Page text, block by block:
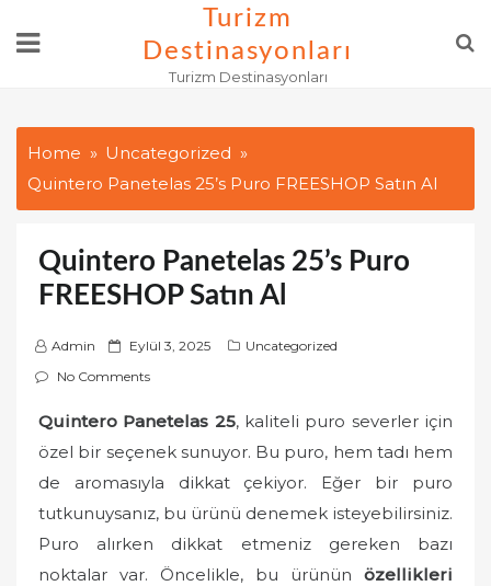
Turizm
Destinasyonları
Turizm Destinasyonları
Home
Uncategorized
Quintero Panetelas 25’s Puro FREESHOP Satın Al
Quintero Panetelas 25’s Puro
FREESHOP Satın Al
Admin
P
o
t
e
d
Eylül 3, 2025
Uncategorized
No Comments
Quintero Panetelas 25, kaliteli puro severler için
özel bir seçenek sunuyor. Bu puro, hem tadı hem
de aromasıyla dikkat çekiyor. Eğer bir puro
tutkunuysanız, bu ürünü denemek isteyebilirsiniz.
Puro alırken dikkat etmeniz gereken bazı
noktalar var. Öncelikle, bu ürünün özellikleri